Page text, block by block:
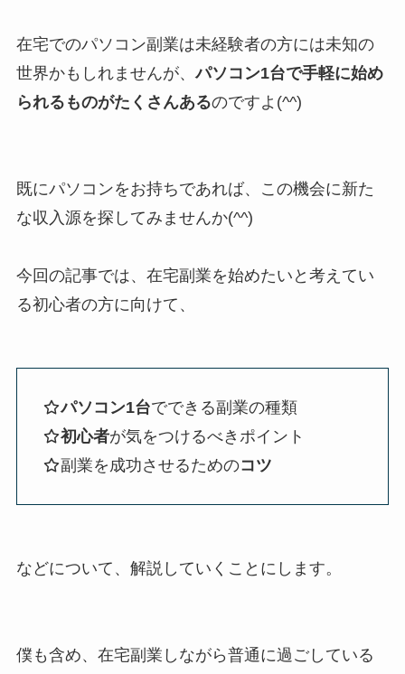
在宅でのパソコン副業は未経験者の方には未知の
世界かもしれませんが、パソコン1台で手軽に始め
られるものがたくさんあるのですよ(^^)
既にパソコンをお持ちであれば、この機会に新た
な収入源を探してみませんか(^^)
今回の記事では、在宅副業を始めたいと考えてい
る初心者の方に向けて、
パソコン1台でできる副業の種類
初心者が気をつけるべきポイント
副業を成功させるためのコツ
などについて、解説していくことにします。
僕も含め、在宅副業しながら普通に過ごしている